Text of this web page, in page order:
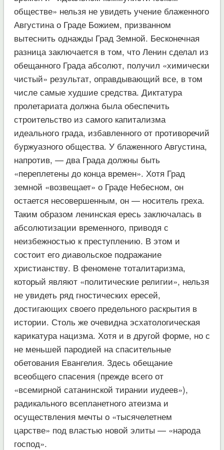
обществе» нельзя не увидеть учение блаженного
Августина о Граде Божием, призванном
вытеснить однажды Град Земной. Бесконечная
разница заключается в том, что Ленин сделал из
обещанного Града абсолют, получил «химически
чистый» результат, оправдывающий все, в том
числе самые худшие средства. Диктатура
пролетариата должна была обеспечить
строительство из самого капитализма
идеального града, избавленного от противоречий
буржуазного общества. У блаженного Августина,
напротив, — два Града должны быть
«переплетены до конца времен». Хотя Град
земной «возвещает» о Граде Небесном, он
остается несовершенным, он — носитель греха.
Таким образом ленинская ересь заключалась в
абсолютизации временного, приводя с
неизбежностью к преступлению. В этом и
состоит его диавольское подражание
христианству. В феномене тоталитаризма,
который являют «политические религии», нельзя
не увидеть ряд гностических ересей,
достигающих своего предельного раскрытия в
истории. Столь же очевидна эсхатологическая
карикатура нацизма. Хотя и в другой форме, но с
не меньшей пародией на спасительные
обетования Евангелия. Здесь обещание
всеобщего спасения (прежде всего от
«всемирной сатанинской тирании иудеев»),
радикального всепланетного атеизма и
осуществления мечты о «тысячелетнем
царстве» под властью новой элиты — «народа
господ».